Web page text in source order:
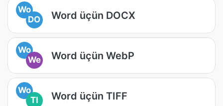
Wo
DO
Word üçün DOCX
Wo
We
Word üçün WebP
Wo
TI
Word üçün TIFF